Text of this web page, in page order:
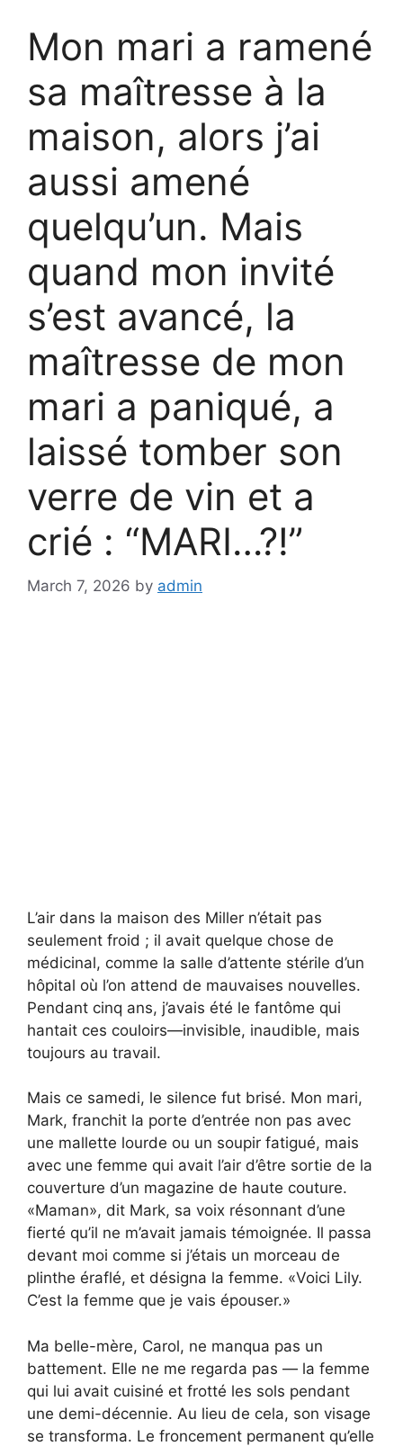
Mon mari a ramené
sa maîtresse à la
maison, alors j’ai
aussi amené
quelqu’un. Mais
quand mon invité
s’est avancé, la
maîtresse de mon
mari a paniqué, a
laissé tomber son
verre de vin et a
crié : “MARI…?!”
March 7, 2026 by admin
L’air dans la maison des Miller n’était pas
seulement froid ; il avait quelque chose de
médicinal, comme la salle d’attente stérile d’un
hôpital où l’on attend de mauvaises nouvelles.
Pendant cinq ans, j’avais été le fantôme qui
hantait ces couloirs—invisible, inaudible, mais
toujours au travail.
Mais ce samedi, le silence fut brisé. Mon mari,
Mark, franchit la porte d’entrée non pas avec
une mallette lourde ou un soupir fatigué, mais
avec une femme qui avait l’air d’être sortie de la
couverture d’un magazine de haute couture.
«Maman», dit Mark, sa voix résonnant d’une
fierté qu’il ne m’avait jamais témoignée. Il passa
devant moi comme si j’étais un morceau de
plinthe éraflé, et désigna la femme. «Voici Lily.
C’est la femme que je vais épouser.»
Ma belle-mère, Carol, ne manqua pas un
battement. Elle ne me regarda pas — la femme
qui lui avait cuisiné et frotté les sols pendant
une demi-décennie. Au lieu de cela, son visage
se transforma. Le froncement permanent qu’elle